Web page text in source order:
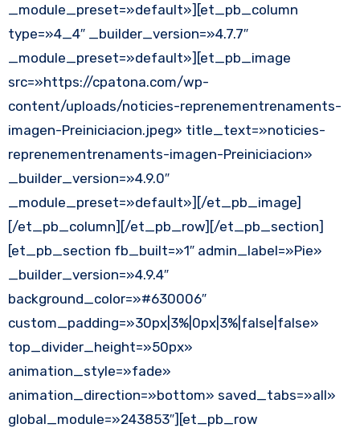
_module_preset=»default»][et_pb_column
type=»4_4″ _builder_version=»4.7.7″
_module_preset=»default»][et_pb_image
src=»https://cpatona.com/wp-
content/uploads/noticies-reprenementrenaments-
imagen-Preiniciacion.jpeg» title_text=»noticies-
reprenementrenaments-imagen-Preiniciacion»
_builder_version=»4.9.0″
_module_preset=»default»][/et_pb_image]
[/et_pb_column][/et_pb_row][/et_pb_section]
[et_pb_section fb_built=»1″ admin_label=»Pie»
_builder_version=»4.9.4″
background_color=»#630006″
custom_padding=»30px|3%|0px|3%|false|false»
top_divider_height=»50px»
animation_style=»fade»
animation_direction=»bottom» saved_tabs=»all»
global_module=»243853″][et_pb_row